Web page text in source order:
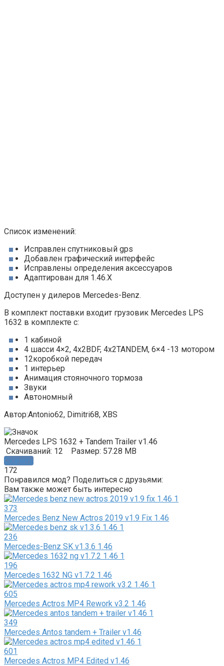
Список изменений:
Исправлен спутниковый gps
Добавлен графический интерфейс
Исправлены определения аксессуаров
Адаптирован для 1.46.X
Доступен у дилеров Mercedes-Benz.
В комплект поставки входит грузовик Mercedes LPS
1632 в комплекте с:
1 кабиной
4 шасси 4×2, 4x2BDF, 4x2TANDEM, 6×4 -13 мотором
12коробкой передач
1 интерьер
Анимация стояночного тормоза
Звуки
Автономный
Автор:Antonio62, Dimitri68, XBS
Mercedes LPS 1632 + Tandem Trailer v1.46
Скачиваний: 12
Размер: 57.28 MB
Скачать
172
Понравился мод? Поделиться с друзьями:
Вам также может быть интересно
373
Mercedes Benz New Actros 2019 v1.9 Fix 1.46
236
Mercedes-Benz SK v1.3.6 1.46
196
Mercedes 1632 NG v1.7.2 1.46
605
Mercedes Actros MP4 Rework v3.2 1.46
349
Mercedes Antos tandem + Trailer v1.46
601
Mercedes Actros MP4 Edited v1.46